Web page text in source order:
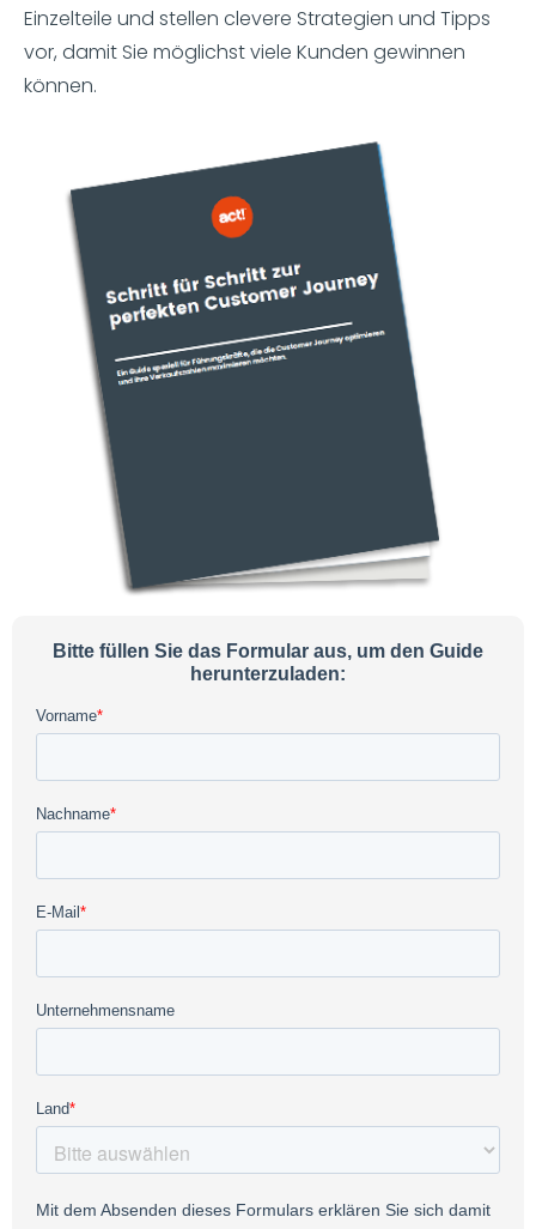
Einzelteile und stellen clevere Strategien und Tipps
vor, damit Sie möglichst viele Kunden gewinnen
können.